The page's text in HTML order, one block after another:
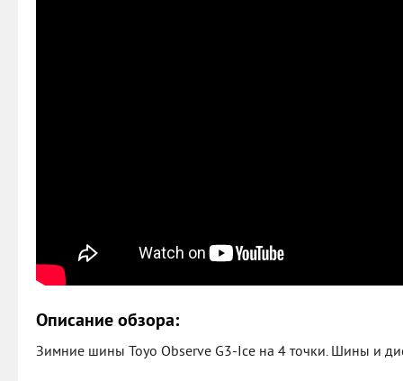
Описание обзора:
Зимние шины Toyo Observe G3-Ice на 4 точки. Шины и